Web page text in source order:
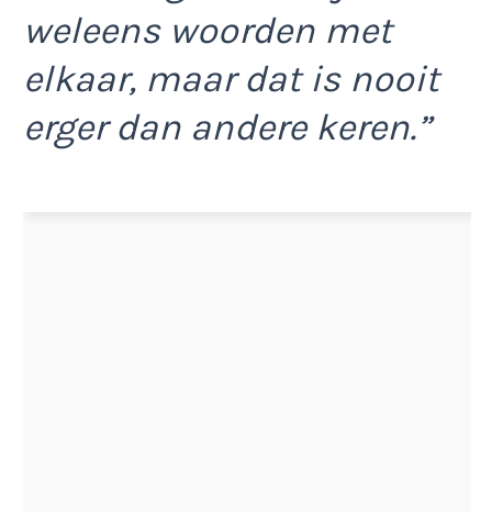
weleens woorden met
elkaar, maar dat is nooit
erger dan andere keren.”